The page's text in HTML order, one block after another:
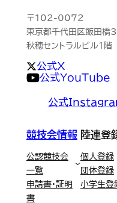
〒102-0072
東京都千代田区飯田
秋穂セントラルビル1階
公式X
公式YouTube
公式
競技会情報
公認競技会
一覧
申請書・証明
書
陸連登
個人登録
団体登録
小学生登